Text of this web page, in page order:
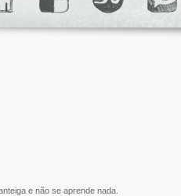
e não se aprende nada.